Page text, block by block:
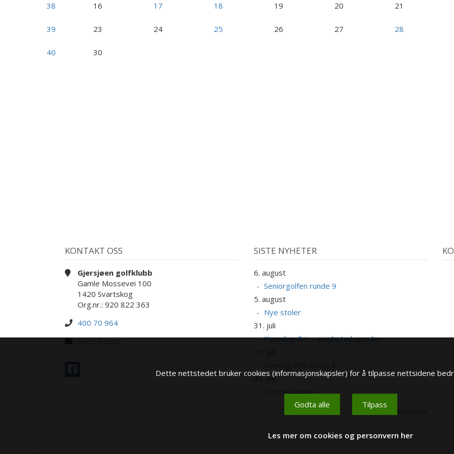
38 16 17 18 19 20 21
39 23 24 25 26 27 28
40 30
KONTAKT OSS
Gjersjøen golfklubb
Gamle Mossevei 100
1420 Svartskog
Org.nr.: 920 822 363
400 70 964
SISTE NYHETER
6. august
Seniorgolfen runde 9
5. august
Nye stoler
31. juli
Kanadagullris - evighetsdugnaden....
30. juli
Lyn og torden
Dette nettstedet bruker cookies (informasjonskapsler) for å tilpasse nettsidene
Godta alle Tilpass
Les mer om cookies og personvern her